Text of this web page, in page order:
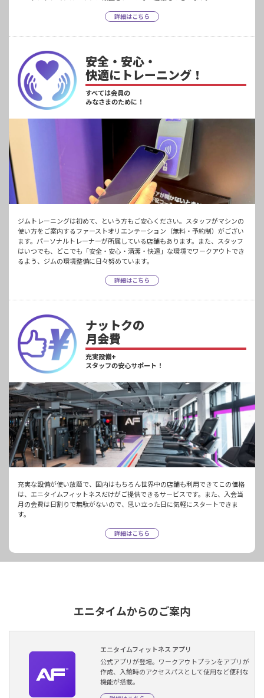
詳細はこちら
安全・安心・
快適にトレーニング！
すべては会員の
みなさまのために！
ジムトレーニングは初めて、という方もご安心ください。スタッフがマシンの
使い方をご案内するファーストオリエンテーション（無料・予約制）がござい
ます。パーソナルトレーナーが所属している店舗もあります。また、スタッフ
はいつでも、どこでも「安全・安心・清潔・快適」な環境でワークアウトでき
るよう、ジムの環境整備に日々努めています。
詳細はこちら
ナットクの
月会費
充実設備+
スタッフの安心サポート！
充実な設備が使い放題で、国内はもちろん世界中の店舗も利用できてこの価格
は、エニタイムフィットネスだけがご提供できるサービスです。また、入会当
月の会費は日割りで無駄がないので、思い立った日に気軽にスタートできま
す。
詳細はこちら
エニタイムからのご案内
エニタイムフィットネス アプリ
公式アプリが登場。ワークアウトプランをアプリが
作成、入館時のアクセスパスとして使用など便利な
機能が搭載。